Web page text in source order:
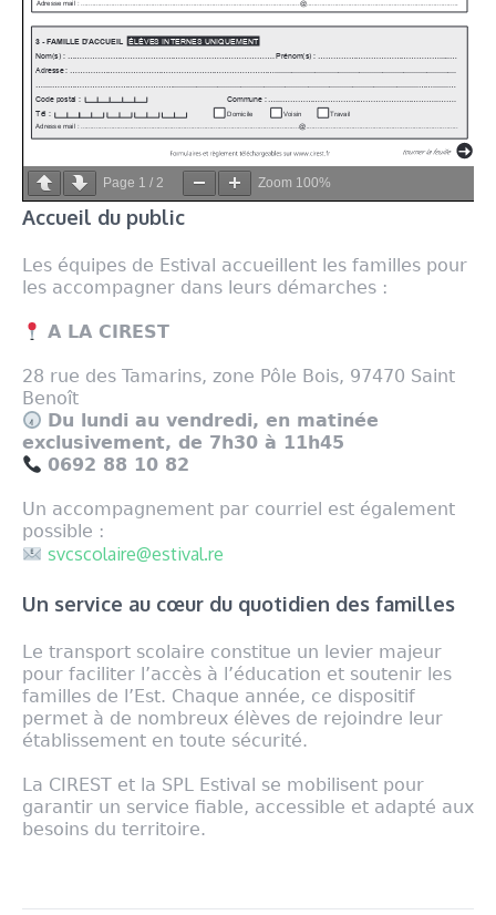
Page 1 / 2 Zoom 100%
Accueil du public
Les équipes de Estival accueillent les familles pour
les accompagner dans leurs démarches :
A LA CIREST
28 rue des Tamarins, zone Pôle Bois, 97470 Saint
Benoît
Du lundi au vendredi, en matinée
exclusivement, de 7h30 à 11h45
0692 88 10 82
Un accompagnement par courriel est également
possible :
svcscolaire@estival.re
Un service au cœur du quotidien des familles
Le transport scolaire constitue un levier majeur
pour faciliter l’accès à l’éducation et soutenir les
familles de l’Est. Chaque année, ce dispositif
permet à de nombreux élèves de rejoindre leur
établissement en toute sécurité.
La CIREST et la SPL Estival se mobilisent pour
garantir un service fiable, accessible et adapté aux
besoins du territoire.